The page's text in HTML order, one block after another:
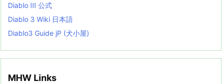
Diablo III 公式
Diablo 3 Wiki 日本語
Diablo3 Guide jP (犬小屋)
MHW Links